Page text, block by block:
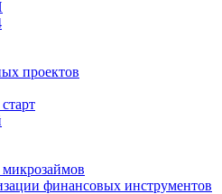
проектов
финансовых инструментов